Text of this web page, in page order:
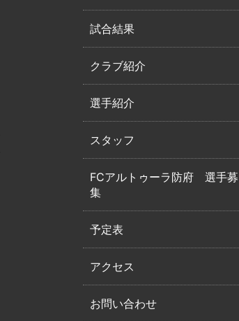
試合結果
クラブ紹介
選手紹介
スタッフ
FCアルトゥーラ防府 選手募
集
予定表
アクセス
お問い合わせ